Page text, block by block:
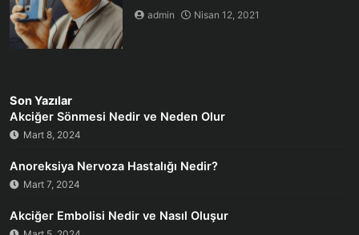
admin Nisan 12, 2021
Son Yazılar
Akciğer Sönmesi Nedir ve Neden Olur
Mart 8, 2024
Anoreksiya Nervoza Hastalığı Nedir?
Mart 7, 2024
Akciğer Embolisi Nedir ve Nasıl Oluşur